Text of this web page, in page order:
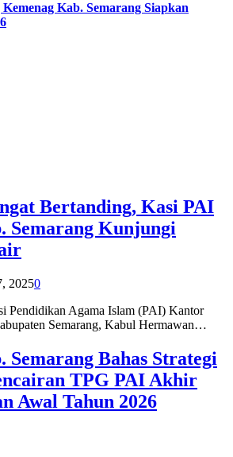
Kab. Semarang Siapkan
Bertanding, Kasi PAI
Semarang Kunjungi
20250
Pendidikan Agama Islam (PAI) Kantor
Semarang, Kabul Hermawan…
Semarang Bahas Strategi
TPG PAI Akhir
Awal Tahun 2026